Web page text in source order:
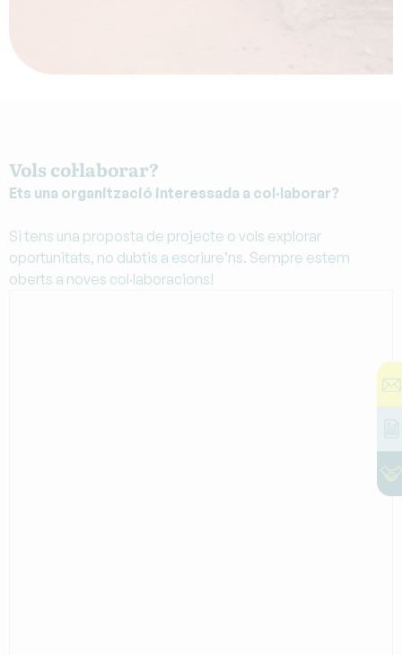
Vols col·laborar?
Ets una organització interessada a col·laborar?
Si tens una proposta de projecte o vols explorar
oportunitats, no dubtis a escriure’ns. Sempre estem
oberts a noves col·laboracions!